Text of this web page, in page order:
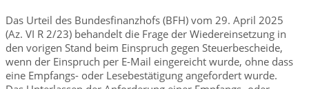
Das Urteil des Bundesfinanzhofs (BFH) vom 29. April 2025
(Az. VI R 2/23) behandelt die Frage der Wiedereinsetzung in
den vorigen Stand beim Einspruch gegen Steuerbescheide,
wenn der Einspruch per E-Mail eingereicht wurde, ohne dass
eine Empfangs- oder Lesebestätigung angefordert wurde.